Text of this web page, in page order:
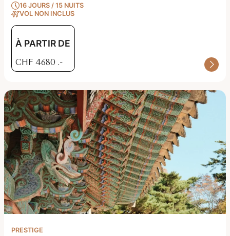
16 JOURS / 15 NUITS
VOL NON INCLUS
À PARTIR DE
CHF 4680 .-
PRESTIGE